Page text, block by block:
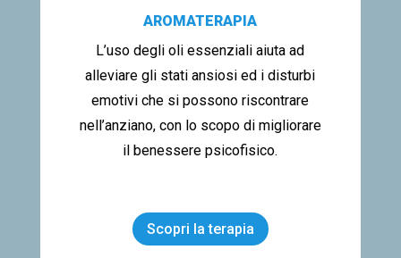
AROMATERAPIA
L’uso degli oli essenziali aiuta ad
alleviare gli stati ansiosi ed i disturbi
emotivi che si possono riscontrare
nell’anziano, con lo scopo di migliorare
il benessere psicofisico.
Scopri la terapia